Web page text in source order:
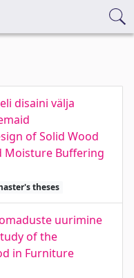
disaini välja
of Solid Wood
Moisture Buffering
theses
uurimine
of the
in Furniture